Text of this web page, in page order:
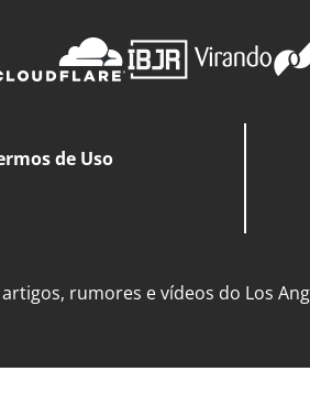
de Uso
rumores e vídeos do Los